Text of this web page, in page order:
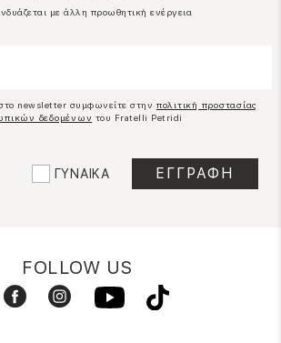
με άλλη προωθητική ενέργεια
newsletter συμφωνείτε στην πολιτική προστασίας
δεδομένων του Fratelli Petridi
ΓΥΝΑΙΚΑ
FOLLOW US